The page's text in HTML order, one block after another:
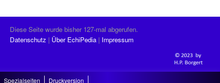
Diese Seite wurde bisher 127-mal abgerufen.
Datenschutz
Über EchiPedia Impressum
Spezialseiten Druckversion